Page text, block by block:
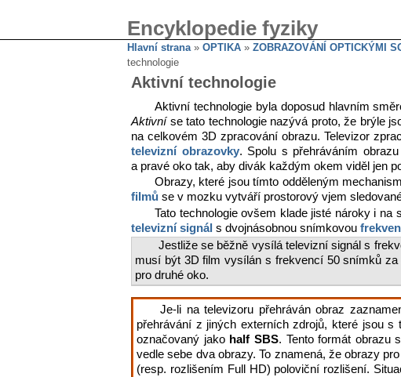
Encyklopedie fyziky
Hlavní strana» OPTIKA » ZOBRAZOVÁNÍ OPTICKÝMI
technologie
Aktivní technologie
Aktivní technologie byla doposud hlavním
Aktivníse tato technologie nazývá proto, že brýle
na celkovém 3D zpracování obrazu. Televizor
televizní obrazovky. Spolu s přehráváním
a pravé oko tak, aby divák každým okem viděl jen
Obrazy, které jsou tímto odděleným
filmů se v mozku vytváří prostorový vjem
Tato technologie ovšem klade jisté nároky i
televizní signál s dvojnásobnou snímkovou
Jestliže se běžně vysílá televizní signál s
musí být 3D film vysílán s frekvencí 50 snímků
pro druhé oko.
Je-li na televizoru přehráván obraz
přehrávání z jiných externích zdrojů, které jsou
označovaný jako half SBS. Tento formát obrazu
vedle sebe dva obrazy. To znamená, že obrazy
(resp. rozlišením Full HD) poloviční rozlišení.